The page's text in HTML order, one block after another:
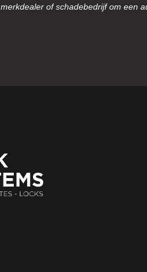
merkdealer of schadebedrijf om een